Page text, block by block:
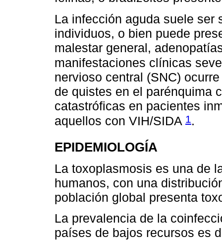
La infección aguda suele
individuos, o bien puede
malestar general,
manifestaciones clínicas
nervioso central (SNC)
de quistes en el parénquima
catastróficas en pacientes
aquellos con VIH/SIDA 1.
EPIDEMIOLOGÍA
La toxoplasmosis es una de
humanos, con una
población global presenta
La prevalencia de la
países de bajos recursos es